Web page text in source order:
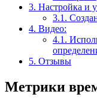
3. Настройка и
3.1.
4. Видео:
4.1.
5. Отзывы
Метрики